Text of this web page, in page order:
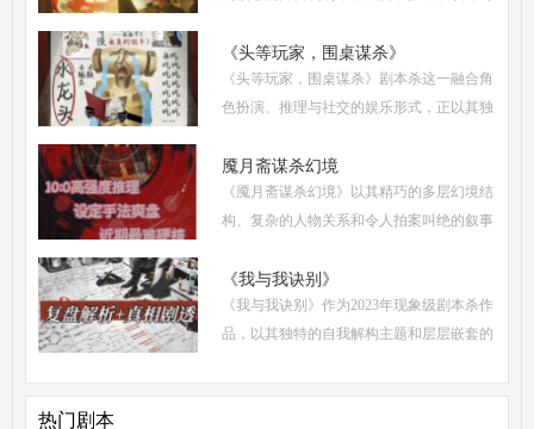
是新手还是老玩家，都能在这场充满诡谲风
云的宴会中
《头等玩家，围桌谋杀》
《头等玩家，围桌谋杀》剧本杀这一融合角
色扮演、推理与社交的娱乐形式，正以其独
现代人。然而，从新手到头等玩家的蜕变，
需要掌握一
魇月斋谋杀幻境
《魇月斋谋杀幻境》以其精巧的多层幻境结
构、复杂的人物关系和令人拍案叫绝的叙事
本文将带你深入这个光怪陆离的幻境世界，
从类型定位
《我与我诀别》
《我与我诀别》作为2023年现象级剧本杀作
品，以其独特的自我解构主题和层层嵌套的
热门剧本